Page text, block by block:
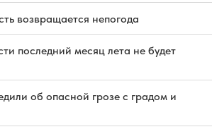
возвращается непогода
последний месяц лета не будет
об опасной грозе с градом и